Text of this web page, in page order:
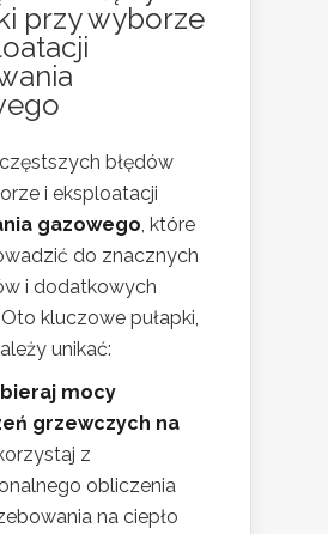
przy wyborze
błędów
i eksploatacji
gazowego, które
do znacznych
i dodatkowych
kluczowe pułapki,
unikać:
mocy
grzewczych na
z
obliczenia
na ciepło